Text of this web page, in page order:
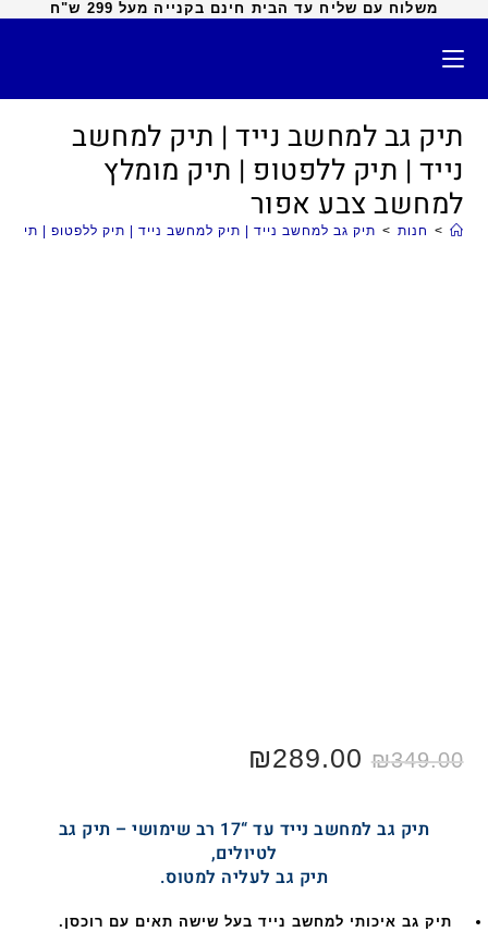
משלוח עם שליח עד הבית חינם בקנייה מעל 299 ש"ח
תיק גב למחשב נייד | תיק למחשב
נייד | תיק ללפטופ | תיק מומלץ
למחשב צבע אפור
> חנות > תיק גב למחשב נייד | תיק למחשב נייד | תיק ללפטופ | תיק
₪349.00
המחיר
המקורי
₪289.00
תיק גב למחשב נייד עד “17 רב שימושי – תיק גב
לטיולים,
תיק גב לעליה למטוס.
תיק גב איכותי למחשב נייד בעל שישה תאים עם רוכסן.